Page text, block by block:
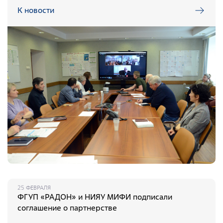
К новости
25 ФЕВРАЛЯ
ФГУП «РАДОН» и НИЯУ МИФИ подписали
соглашение о партнерстве
Фотобанк РАДОНА
Филиалы
Московский филиал
НПК – Сергиево-Посадский филиал
Северо-Западный центр по обращению с
радиоактивными отходами «СевРАО»
Дальневосточный центр по обращению с
радиоактивными отходами «ДальРАО»
Приволжский филиал
Уральский филиал
Южный территориальный округ
Приволжский территориальный округ